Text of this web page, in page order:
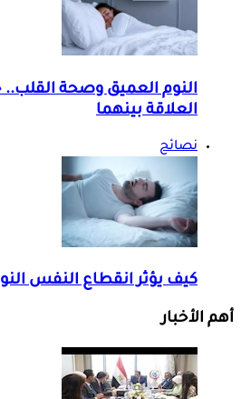
النوم العميق وصحة
العلاقة بينهما
نصائح
كيف يؤثر انقطاع النفس
أهم الأخبار